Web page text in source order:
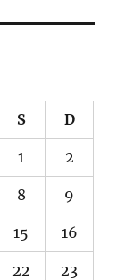
S D
1 2
8 9
15 16
22 23